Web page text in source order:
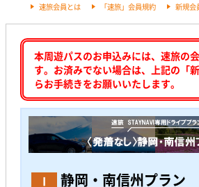
速旅会員とは 「速旅」会員規約 新規会
本周遊パスのお申込みには、速旅の
す。お済みでない場合は、上記の「
らお手続きをお願いいたします。
I 静岡・南信州プラン